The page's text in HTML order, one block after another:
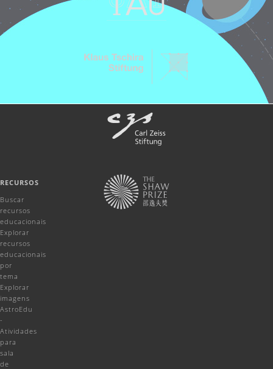
RECURSOS
Buscar
recursos
educacionais
Explorar
recursos
educacionais
por
tema
Explorar
imagens
AstroEdu
-
Atividades
para
sala
de